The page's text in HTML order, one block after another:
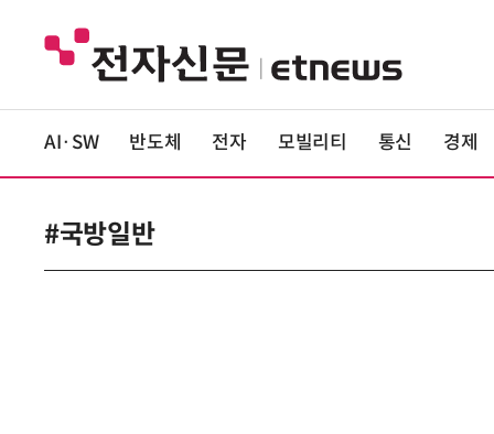
AI·SW 반도체 전자 모빌리티 통신 경제
#국방일반